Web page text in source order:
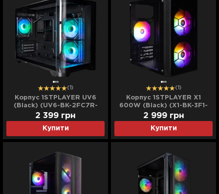
(1)
Корпус 1STPLAYER UV6
(Black) (UV6-BK-2FC7R-
1FC7)
Купити
2 399 грн
(1)
Корпус 1STPLAYER X1
600W (Black) (X1-BK-3F1-
PS-600FK-EU)
Купити
2 999 грн